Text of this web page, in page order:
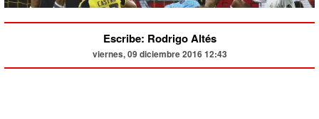
Escribe: Rodrigo Altés
viernes, 09 diciembre 2016 12:43